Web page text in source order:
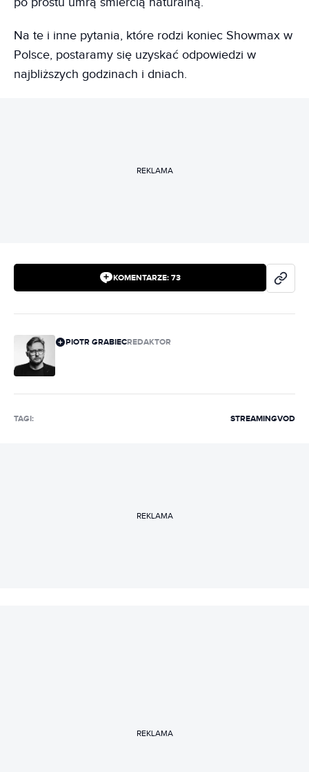
Na te i inne pytania, które rodzi koniec Showmax w
Polsce, postaramy się uzyskać odpowiedzi w
najbliższych godzinach i dniach.
REKLAMA
KOMENTARZE: 73
PIOTR GRABIECREDAKTOR
TAGI: STREAMINGVOD
REKLAMA
REKLAMA